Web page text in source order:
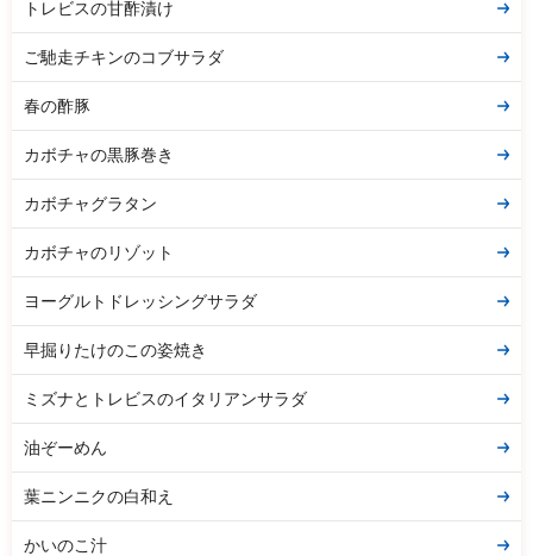
トレビスの甘酢漬け
ご馳走チキンのコブサラダ
春の酢豚
カボチャの黒豚巻き
カボチャグラタン
カボチャのリゾット
ヨーグルトドレッシングサラダ
早掘りたけのこの姿焼き
ミズナとトレビスのイタリアンサラダ
油ぞーめん
葉ニンニクの白和え
かいのこ汁